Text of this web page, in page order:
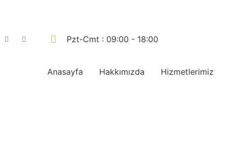
Pzt-Cmt : 09:00 - 18:00
Anasayfa Hakkımızda Hizmetlerimiz